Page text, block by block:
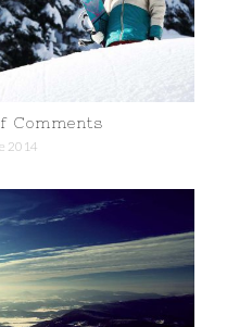
Comments
2014